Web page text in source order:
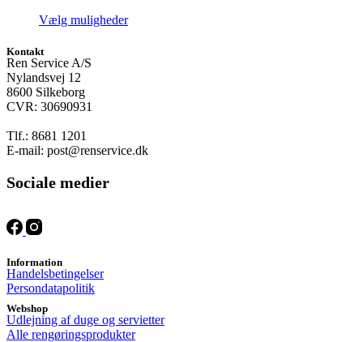
Vælg mulighederDette
varesiden
Kontakt
Ren Service A/S
Nylandsvej 12
8600 Silkeborg
CVR: 30690931
Tlf.: 8681 1201
E-mail: post@renservice.dk
Sociale medier
Information
Handelsbetingelser
Persondatapolitik
Webshop
Udlejning af duge og servietter
Alle rengøringsprodukter